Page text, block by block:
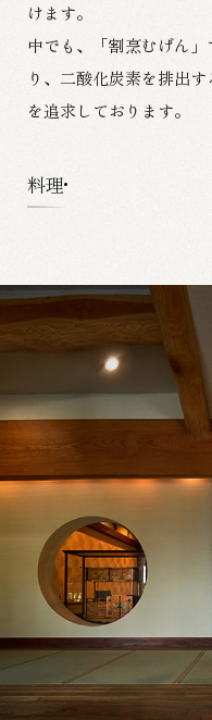
けます。
中でも、「割烹むげん
り、二酸化炭素を排出
を追求しております。
料理